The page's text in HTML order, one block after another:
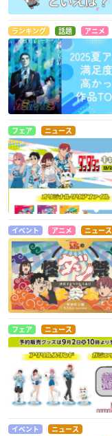
ランキング 話題 アニメ
フェア ニュース
イベント アニメ ニュース
フェア ニュース
イベント ニュース